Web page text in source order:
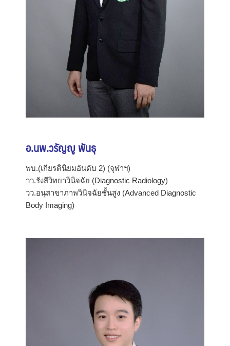
อ.นพ.วรัญญู พันธุ
พบ.(เกียรตินิยมอันดับ 2) (จุฬาฯ)
วว.รังสีวิทยาวินิจฉัย (Diagnostic Radiology)
วว.อนุสาขาภาพวินิจฉัยชั้นสูง (Advanced Diagnostic
Body Imaging)